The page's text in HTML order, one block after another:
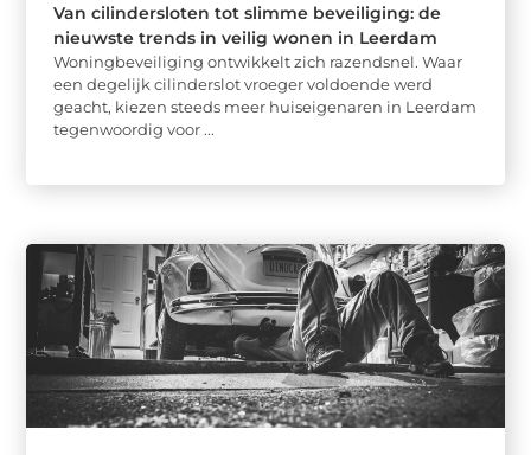
Van cilindersloten tot slimme beveiliging: de
nieuwste trends in veilig wonen in Leerdam
Woningbeveiliging ontwikkelt zich razendsnel. Waar
een degelijk cilinderslot vroeger voldoende werd
geacht, kiezen steeds meer huiseigenaren in Leerdam
tegenwoordig voor ...